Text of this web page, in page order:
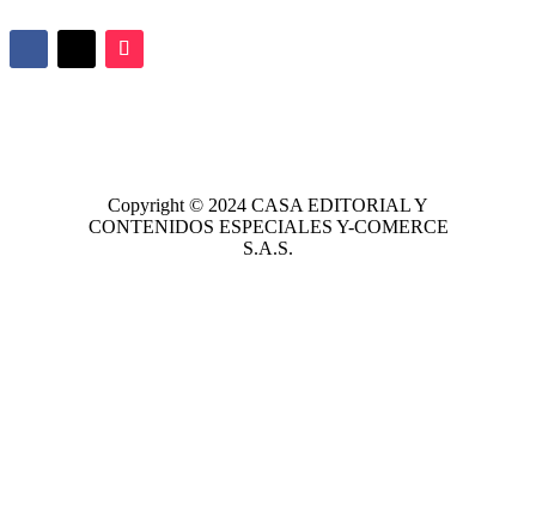
Copyright © 2024 CASA EDITORIALY
CONTENIDOS ESPECIALES Y-COMERCE
S.A.S.